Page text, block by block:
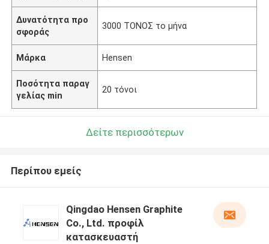
Δυνατότητα προ
σφοράς
3000 ΤΟΝΟΣ το μήνα
Μάρκα Hensen
Ποσότητα παραγ
γελίας min
20 τόνοι
Δείτε περισσότερων
Περίπου εμείς
Qingdao Hensen Graphite
Co., Ltd. προφίλ
κατασκευαστή